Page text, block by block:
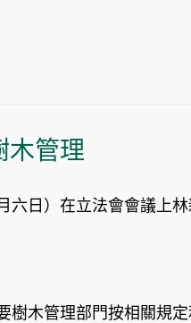
木管理
日）在立法會會議上林
木管理部門按相關規定